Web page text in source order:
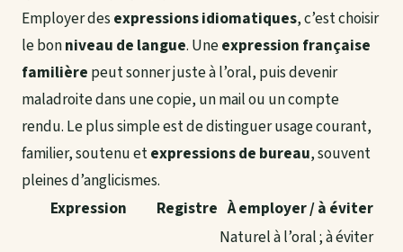
Employer desexpressions idiomatiques, c’est choisir
le bonniveau de langue. Uneexpression française
familière peut sonner juste à l’oral, puis devenir
maladroite dans une copie, un mail ou un compte
rendu. Le plus simple est de distinguer usage courant,
familier, soutenu etexpressions de bureau, souvent
pleines d’anglicismes.
Expression
Registre À employer / à éviter
Naturel à l’oral ; à éviter